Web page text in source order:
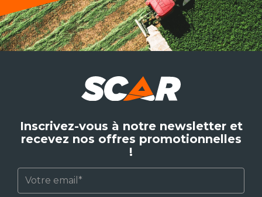
Inscrivez-vous à notre newsletter et
recevez nos offres promotionnelles
!